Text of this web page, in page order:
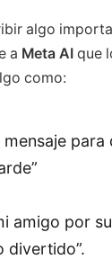
algo
a Meta AI que
como:
mensaje
amigo por
divertido”.